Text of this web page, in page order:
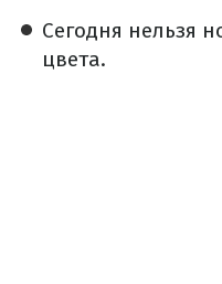
Сегодня нельзя
цвета.